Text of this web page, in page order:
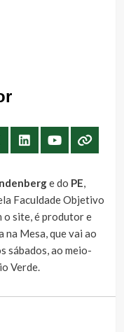
e do PE,
Faculdade Objetivo
o site, é produtor e
Mesa, que vai ao
sábados, ao meio-
Verde.